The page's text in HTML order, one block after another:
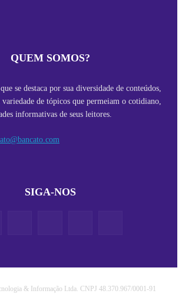
QUEM SOMOS?
se destaca por sua diversidade de conteúdos,
de tópicos que permeiam o cotidiano,
informativas de seus leitores.
SIGA-NOS
& Informação Ltda. CNPJ 48.370.967/0001-91